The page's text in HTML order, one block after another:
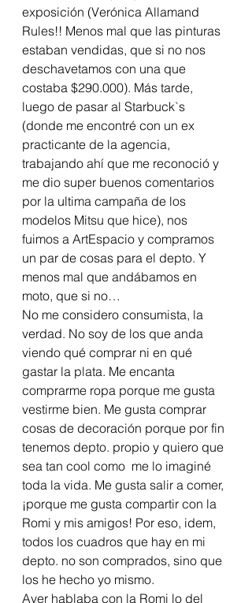
exposición (Verónica Allamand
Rules!! Menos mal que las pinturas
estaban vendidas, que si no nos
deschavetamos con una que
costaba $290.000). Más tarde,
luego de pasar al Starbuck`s
(donde me encontré con un ex
practicante de la agencia,
trabajando ahí que me reconoció y
me dio super buenos comentarios
por la ultima campaña de los
modelos Mitsu que hice), nos
fuimos a ArtEspacio y compramos
un par de cosas para el depto. Y
menos mal que andábamos en
moto, que si no…
No me considero consumista, la
verdad. No soy de los que anda
viendo qué comprar ni en qué
gastar la plata. Me encanta
comprarme ropa porque me gusta
vestirme bien. Me gusta comprar
cosas de decoración porque por fin
tenemos depto. propio y quiero que
sea tan cool como  me lo imaginé
toda la vida. Me gusta salir a comer,
¡porque me gusta compartir con la
Romi y mis amigos! Por eso, idem,
todos los cuadros que hay en mi
depto. no son comprados, sino que
los he hecho yo mismo.
Ayer hablaba con la Romi lo del